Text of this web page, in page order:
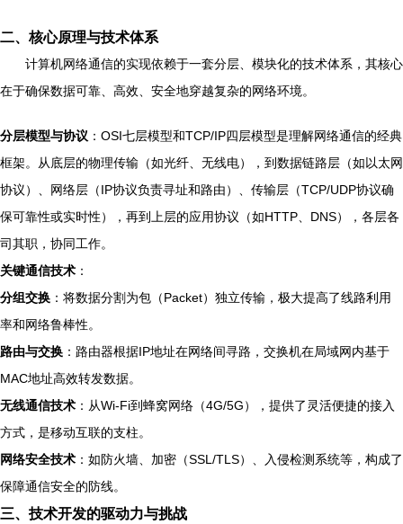
二、核心原理与技术体系
计算机网络通信的实现依赖于一套分层、模块化的技术体系，其核心
在于确保数据可靠、高效、安全地穿越复杂的网络环境。
分层模型与协议 ：OSI七层模型和TCP/IP四层模型是理解网络通信的经典
框架。从底层的物理传输（如光纤、无线电），到数据链路层（如以太网
协议）、网络层（IP协议负责寻址和路由）、传输层（TCP/UDP协议确
保可靠性或实时性），再到上层的应用协议（如HTTP、DNS），各层各
司其职，协同工作。
关键通信技术 ：
分组交换 ：将数据分割为包（Packet）独立传输，极大提高了线路利用
率和网络鲁棒性。
路由与交换 ：路由器根据IP地址在网络间寻路，交换机在局域网内基于
MAC地址高效转发数据。
无线通信技术 ：从Wi-Fi到蜂窝网络（4G/5G），提供了灵活便捷的接入
方式，是移动互联的支柱。
网络安全技术 ：如防火墙、加密（SSL/TLS）、入侵检测系统等，构成了
保障通信安全的防线。
三、技术开发的驱动力与挑战